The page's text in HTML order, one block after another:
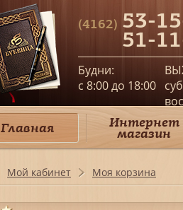
(4162) 53-
51-
Будни:
c 8:00 до 18:00
Главная Интернет
магазин
Мой кабинет Моя корзина